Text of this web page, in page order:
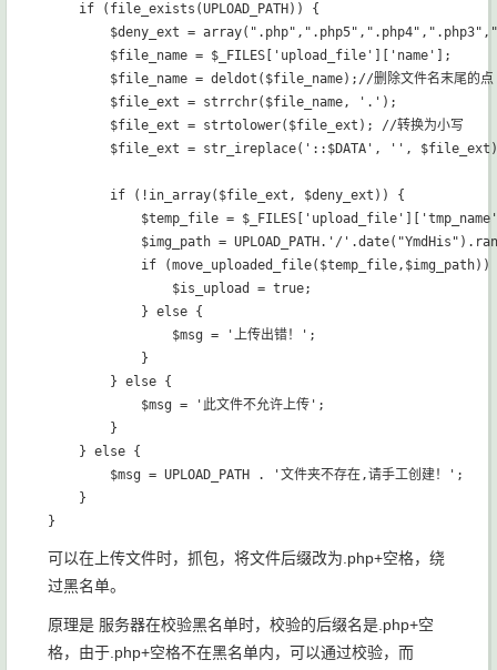
    if (file_exists(UPLOAD_PATH)) {
$deny_ext =
        $file_name = $_FILES['upload_file']['name'];
        $file_name = deldot($file_name);//删除文件名末尾的点
        $file_ext = strrchr($file_name, '.');
        $file_ext = strtolower($file_ext); //转换为小写
$file_ext = str_ireplace('::$DATA', '',
        if (!in_array($file_ext, $deny_ext)) {
$temp_file =
$img_path = UPLOAD_PATH.'/
if (move_uploaded_file($temp_file,$img_path))
                $is_upload = true;
            } else {
                $msg = '上传出错！';
            }
        } else {
            $msg = '此文件不允许上传';
        }
    } else {
        $msg = UPLOAD_PATH . '文件夹不存在,请手工创建！';
    }
可以在上传文件时，抓包，将文件后缀改为.php+空格，绕
过黑名单。
原理是 服务器在校验黑名单时，校验的后缀名是.php+空
格，由于.php+空格不在黑名单内，可以通过校验，而